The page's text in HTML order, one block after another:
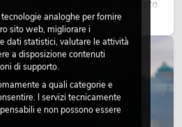
uno strumento di design utilizzato
atmosfera, dona carattere alle
i setup LED tecnici.
analoghe per fornire
sito web, migliorare i
dati statistici, valutare le attività
a disposizione contenuti
di supporto.
a quali categorie e
I servizi tecnicamente
e non possono essere